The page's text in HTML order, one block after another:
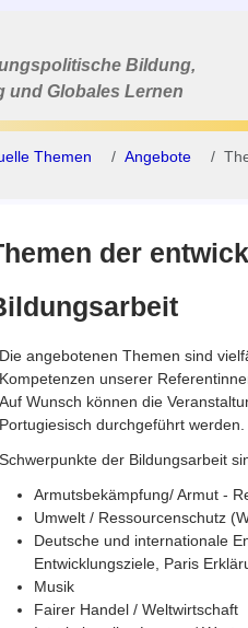
Bildung,
und Globales Lernen
Themen Angebote
der
Die angebotenen Themen sind
Kompetenzen unserer
Auf Wunsch können die
Portugiesisch durchgeführt werden.
Schwerpunkte der Bildungsarbeit
Armutsbekämpfung/ Armut -
Umwelt / Ressourcenschutz
Deutsche und internationale
Entwicklungsziele, Paris
Musik
Fairer Handel / Weltwirtschaft